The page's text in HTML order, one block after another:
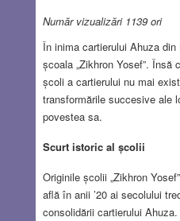
Număr vizualizări 1139 ori
În inima cartierului Ahuza
școala „Zikhron Yosef”. Însă
școli a cartierului nu mai
transformările succesive ale
povestea sa.
Scurt istoric al școlii
Originile școlii „Zikhron
află în anii ’20 ai secolului
consolidării cartierului